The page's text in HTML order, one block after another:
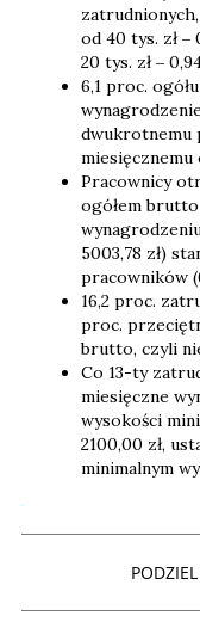
od 40 tys. zł ‒
20 tys. zł ‒
6,1 proc.
dwukrotnemu
miesięcznemu
Pracownicy
ogółem
5003,78 zł)
pracowników
16,2 proc.
proc.
brutto, czyli
Co 13-ty
miesięczne
wysokości
2100,00 zł,
minimalnym